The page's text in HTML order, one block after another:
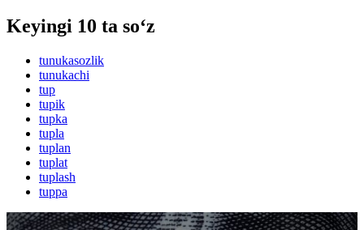
Keyingi 10 ta so‘z
tunukasozlik
tunukachi
tup
tupik
tupka
tupla
tuplan
tuplat
tuplash
tuppa